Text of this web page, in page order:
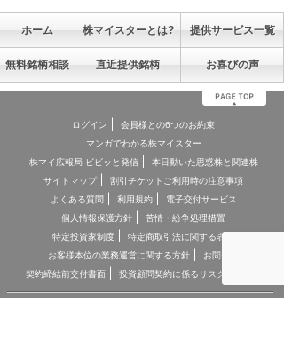
ホーム 株マイスターとは? 提供サービス一覧
無料銘柄相談 直近提供銘柄 お喜びの声
ログイン
会員様との6つのお約束
マンガでわかる株マイスター
株マイ広報局 ビビッと発信
本日動いた思惑株と関連株
サイトマップ
割引チケットご利用時の注意事項
よくある質問
利用規約
電子交付サービス
個人情報保護方針
苦情・紛争処理措置
特定投資家制度
特定商取引法に関する表記
お客様本位の業務運営に関する方針
お問合せ
契約締結前交付書面
投資顧問契約に係るリスクについて